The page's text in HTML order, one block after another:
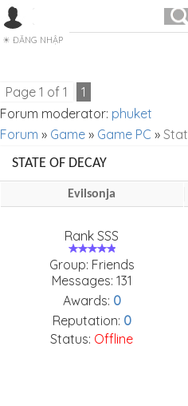
ĐĂNG NHẬP
Page 1 of 1
1
Forum moderator: phuket
Forum » Game » Game PC »
STATE OF DECAY
Evilsonja
Rank SSS
Group: Friends
Messages: 131
Awards: 0
Reputation: 0
Status: Offline